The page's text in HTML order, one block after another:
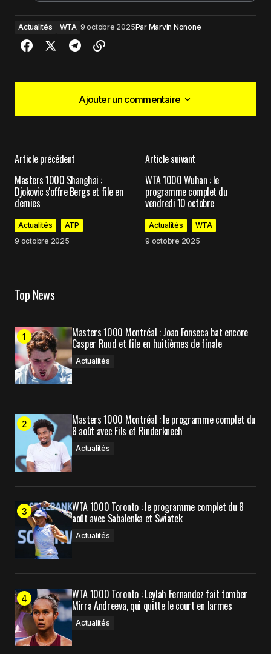
Actualités WTA 9 octobre 2025Par Marvin Nonone
Ajouter un commentaire
Ajouter un commentaire
champs obligatoires sont indiqués avec *
Your Name
Your E-mail*
Enregistrer mon nom, mon e-mail et mon site
dans le navigateur pour mon prochain
commentaire.
Prévenez-moi de tous les nouveaux commentaires
par e-mail.
Prévenez-moi de tous les nouveaux articles par e-
mail.
Submit Comment
Article précédent
Masters 1000 Shanghai :
Djokovic s'offre Bergs et file en
demies
Actualités
ATP
9 octobre 2025
Article suivant
WTA 1000 Wuhan : le
programme complet du
vendredi 10 octobre
Actualités
WTA
9 octobre 2025
Top News
Masters 1000 Montréal : Joao Fonseca bat encore
Casper Ruud et file en huitièmes de finale
Actualités
Masters 1000 Montréal : le programme complet du
8 août avec Fils et Rinderknech
Actualités
WTA 1000 Toronto : le programme complet du 8
août avec Sabalenka et Swiatek
Actualités
WTA 1000 Toronto : Leylah Fernandez fait tomber
Mirra Andreeva, qui quitte le court en larmes
Actualités